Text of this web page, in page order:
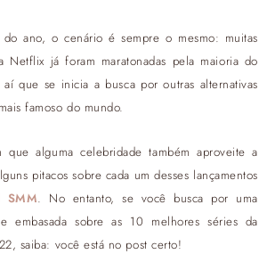
do ano, o cenário é sempre o mesmo: muitas
Netflix já foram maratonadas pela maioria do
aí que se inicia a busca por outras alternativas
famoso do mundo.
que alguma celebridade também aproveite a
pitacos sobre cada um desses lançamentos
SMM. No entanto, se você busca por uma
embasada sobre as 10 melhores séries da
saiba: você está no post certo!